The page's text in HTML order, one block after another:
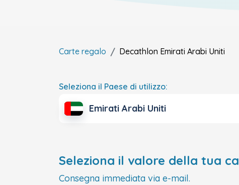
Carte regalo Decathlon Emirati Arabi Uniti
Seleziona il Paese di utilizzo:
Emirati Arabi Uniti
Seleziona il valore della tua
Consegna immediata via e-mail.